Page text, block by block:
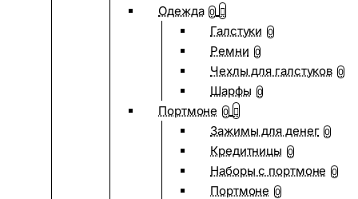
Одежда 0
Галстуки 0
Ремни 0
Чехлы для галстуков 0
Шарфы 0
Портмоне 0
Зажимы для денег 0
Кредитницы 0
Наборы с портмоне 0
Портмоне 0